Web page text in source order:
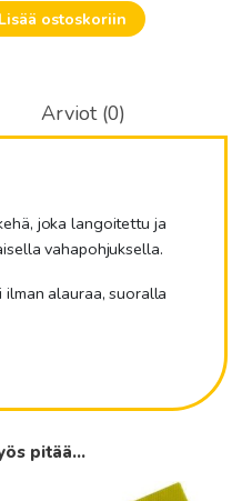
Lisää ostoskoriin
Arviot (0)
joka langoitettu ja
vahapohjuksella.
alauraa, suoralla
pitää...